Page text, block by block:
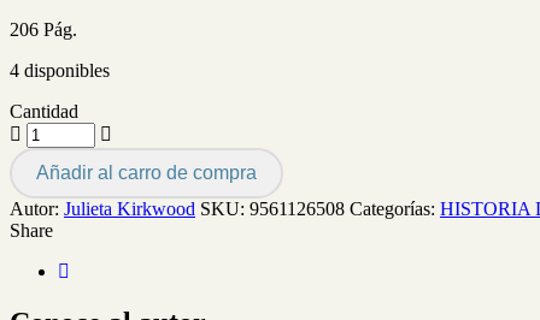
206 Pág.
4 disponibles
Cantidad
Añadir al carro de compra
Autor: Julieta Kirkwood SKU: 9561126508 Categorías: HISTORIA
Share